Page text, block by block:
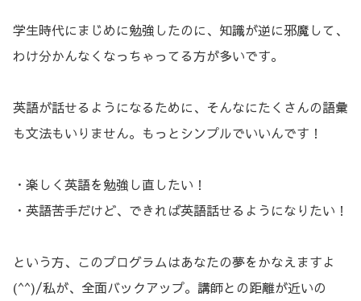
学生時代にまじめに勉強したのに、知識が逆に邪魔して、
わけ分かんなくなっちゃってる方が多いです。
英語が話せるようになるために、そんなにたくさんの語彙
も文法もいりません。もっとシンプルでいいんです！
・楽しく英語を勉強し直したい！
・英語苦手だけど、できれば英語話せるようになりたい！
という方、このプログラムはあなたの夢をかなえますよ
(^^)/私が、全面バックアップ。講師との距離が近いの